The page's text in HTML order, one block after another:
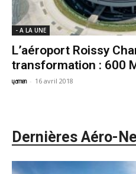
- A LA UNE
L’aéroport Roissy
transformation : 600
yamen - 16 avril 2018
Dernières Aéro-